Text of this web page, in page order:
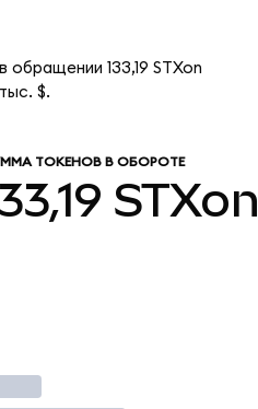
133,19 STXon
$.
ТОКЕНОВ В ОБОРОТЕ
STXon